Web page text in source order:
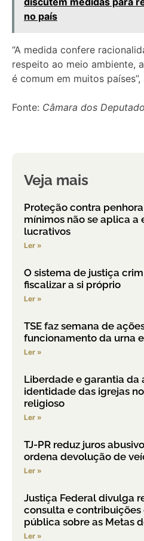
no país
“A medida confere
respeito ao meio ambiente,
é comum em muitos
Fonte: Câmara dos
Veja mais
Proteção contra
mínimos não se aplica a
lucrativos
Ler »
O sistema de justiça
fiscalizar a si próprio
Ler »
TSE faz semana de
funcionamento da urna
Ler »
Liberdade e garantia da
identidade das igrejas
religioso
Ler »
TJ-PR reduz juros
ordena devolução de
Ler »
Justiça Federal divulga
consulta e contribuições
pública sobre as Metas
Ler »